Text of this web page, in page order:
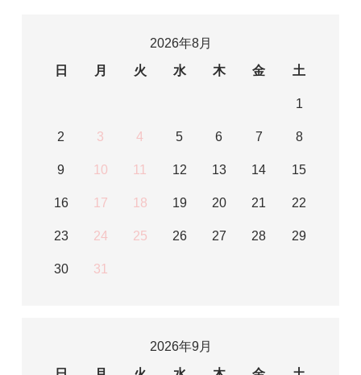
2026年8月
日
月 火 水 木 金 土
1
2 3 4 5 6 7 8
9 10 11 12 13 14 15
16 17 18 19 20 21 22
23 24 25 26 27 28 29
30 31
2026年9月